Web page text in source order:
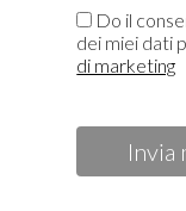
Do il
dei miei dati
di marketing
Invia